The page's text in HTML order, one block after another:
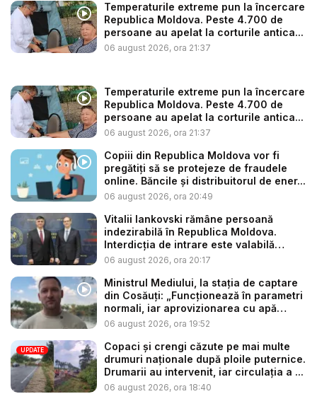
Temperaturile extreme pun la încercare
Republica Moldova. Peste 4.700 de
persoane au apelat la corturile antica...
06 august 2026, ora 21:37
Temperaturile extreme pun la încercare
Republica Moldova. Peste 4.700 de
persoane au apelat la corturile antica...
06 august 2026, ora 21:37
Copiii din Republica Moldova vor fi
pregătiți să se protejeze de fraudele
online. Băncile și distribuitorul de ener...
06 august 2026, ora 20:49
Vitalii Iankovski rămâne persoană
indezirabilă în Republica Moldova.
Interdicția de intrare este valabilă
până...
06 august 2026, ora 20:17
Ministrul Mediului, la stația de captare
din Cosăuți: „Funcționează în parametri
normali, iar aprovizionarea cu apă
este...
06 august 2026, ora 19:52
UPDATE
Copaci și crengi căzute pe mai multe
drumuri naționale după ploile puternice.
Drumarii au intervenit, iar circulația a ...
06 august 2026, ora 18:40